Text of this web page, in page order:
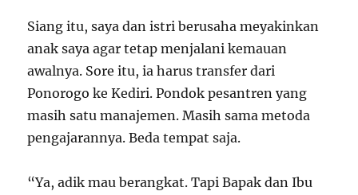
Siang itu, saya dan istri berusaha meyakinkan
anak saya agar tetap menjalani kemauan
awalnya. Sore itu, ia harus transfer dari
Ponorogo ke Kediri. Pondok pesantren yang
masih satu manajemen. Masih sama metoda
pengajarannya. Beda tempat saja.
“Ya, adik mau berangkat. Tapi Bapak dan Ibu